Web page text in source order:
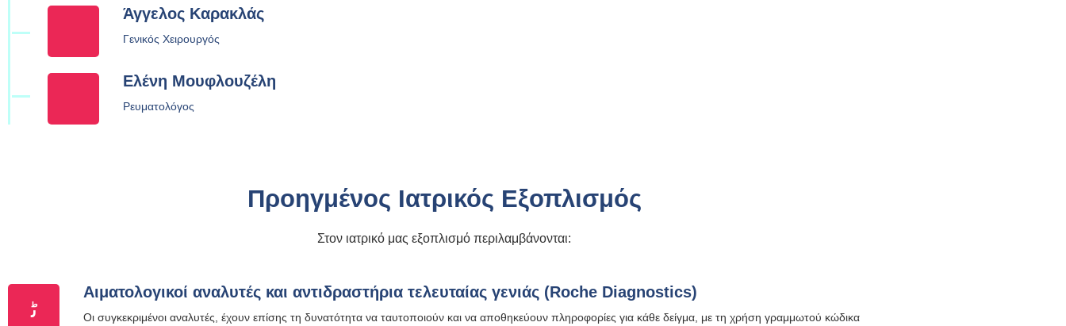
Άγγελος Καρακλάς
Γενικός Χειρουργός
Ελένη Μουφλουζέλη
Ρευματολόγος
Προηγμένος Ιατρικός Εξοπλισμός
Στον ιατρικό μας εξοπλισμό περιλαμβάνονται:
Αιματολογικοί αναλυτές και αντιδραστήρια τελευταίας γενιάς (Roche Diagnostics)
Οι συγκεκριμένοι αναλυτές, έχουν επίσης τη δυνατότητα να ταυτοποιούν και να αποθηκεύουν πληροφορίες για κάθε δείγμα, με τη χρήση γραμμωτού κώδικα